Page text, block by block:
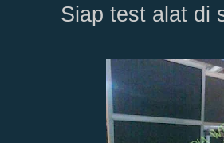
Siap test alat di